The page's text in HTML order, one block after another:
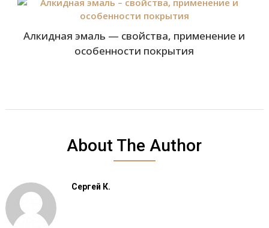
Алкидная эмаль — свойства, применение и
особенности покрытия
About The Author
Сергей К.